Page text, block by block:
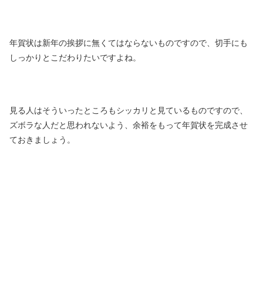
年賀状は新年の挨拶に無くてはならないものですので、切手にも
しっかりとこだわりたいですよね。
見る人はそういったところもシッカリと見ているものですので、
ズボラな人だと思われないよう、余裕をもって年賀状を完成させ
ておきましょう。